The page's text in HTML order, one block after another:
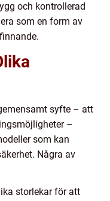
och kontrollerad
som en form av
syfte – att
–
som kan
Några av
storlekar för att